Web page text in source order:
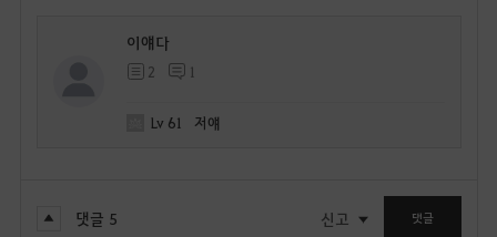
이얘다
2 1
Lv 61 저얘
댓글 5 신고 댓글